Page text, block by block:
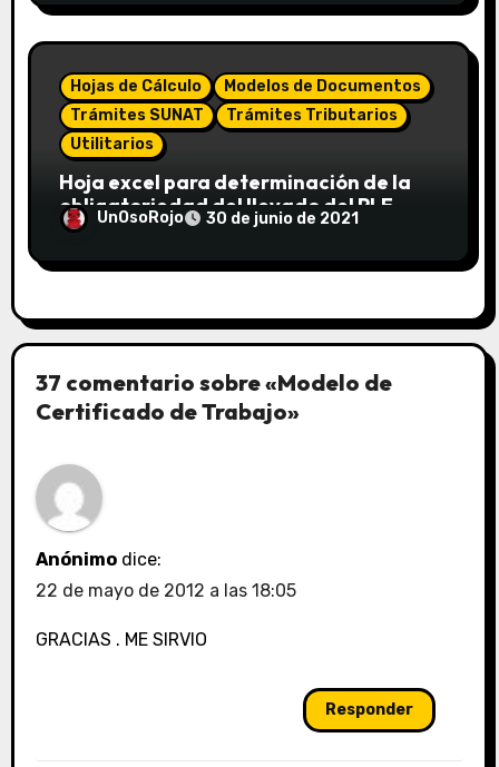
Hojas de Cálculo
Modelos de Documentos
Trámites SUNAT
Trámites Tributarios
Utilitarios
Hoja excel para determinación de la
obligatoriedad del llevado del PLE
(Registro de Ventas e Ingresos y
según lo dispuesto por la R. Sup. N° 361-
UnOsoRojo 30 de junio de 2021
37 comentario sobre «Modelo de
Certificado de Trabajo»
Anónimo dice:
22 de mayo de 2012 a las 18:05
GRACIAS . ME SIRVIO
Responder